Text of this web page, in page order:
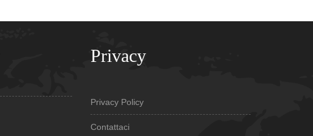
Privacy
Privacy Policy
Contattaci